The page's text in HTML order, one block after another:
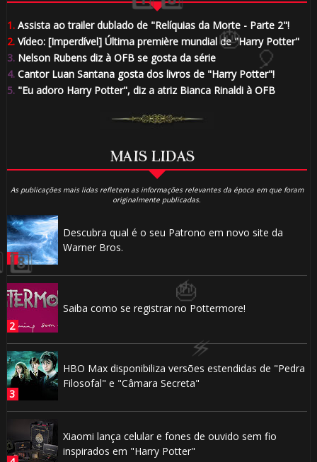
1.Assista ao trailer dublado de "Relíquias da Morte - Parte 2"!
2.Vídeo: [Imperdível] Última première mundial de "Harry Potter"
3.Nelson Rubens diz à OFB se gosta da série
4.Cantor Luan Santana gosta dos livros de "Harry Potter"!
5."Eu adoro Harry Potter", diz a atriz Bianca Rinaldi à OFB
MAIS LIDAS
As publicações mais lidas refletem as informações relevantes da época em que foram
originalmente publicadas.
Descubra qual é o seu Patrono em novo site da
Warner Bros.
Saiba como se registrar no Pottermore!
HBO Max disponibiliza versões estendidas de "Pedra
Filosofal" e "Câmara Secreta"
Xiaomi lança celular e fones de ouvido sem fio
inspirados em "Harry Potter"
🎂
⚡
⚡
🎂
⚡